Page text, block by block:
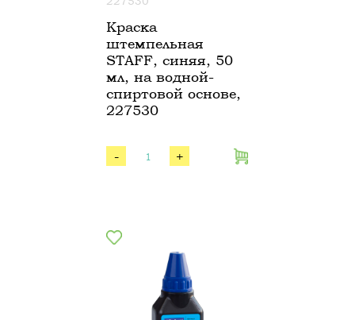
Краска
штемпельная
STAFF, cиняя, 50
мл, на водной-
спиртовой основе,
227530
- +